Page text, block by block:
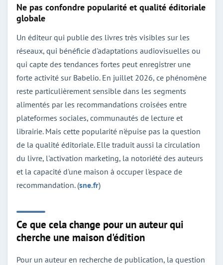
Ne pas confondre popularité et qualité éditoriale
globale
Un éditeur qui publie des livres très visibles sur les
réseaux, qui bénéficie d'adaptations audiovisuelles ou
qui capte des tendances fortes peut enregistrer une
forte activité sur Babelio. En juillet 2026, ce phénomène
reste particulièrement sensible dans les segments
alimentés par les recommandations croisées entre
plateformes sociales, communautés de lecture et
librairie. Mais cette popularité n'épuise pas la question
de la qualité éditoriale. Elle traduit aussi la circulation
du livre, l'activation marketing, la notoriété des auteurs
et la capacité d'une maison à occuper l'espace de
recommandation. (sne.fr)
Ce que cela change pour un auteur qui
cherche une maison d'édition
Pour un auteur en recherche de publication, la question